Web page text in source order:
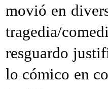
movió en
tragedia/
resguardo
lo cómico en